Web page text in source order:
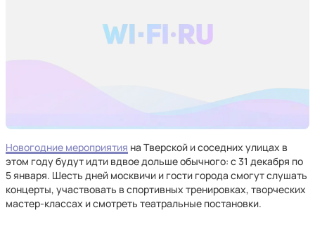
Новогодние мероприятия на Тверской и соседних улицах в
этом году будут идти вдвое дольше обычного: с 31 декабря по
5 января. Шесть дней москвичи и гости города смогут слушать
концерты, участвовать в спортивных тренировках, творческих
мастер-классах и смотреть театральные постановки.